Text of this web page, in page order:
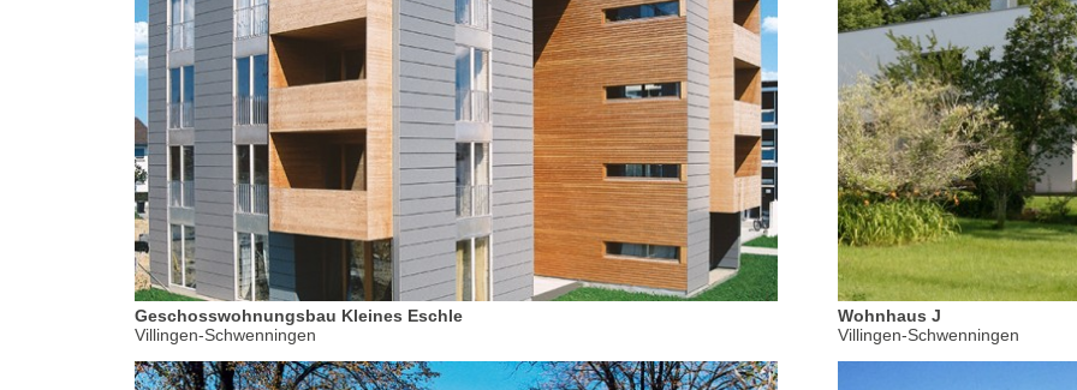
Geschosswohnungsbau Kleines Eschle
Villingen-Schwenningen
Wohnhaus J
Villingen-Schwenningen